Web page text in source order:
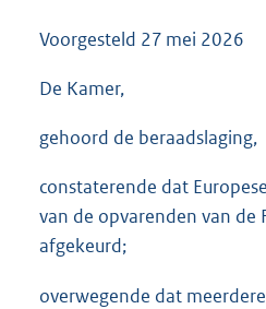
Voorgesteld 27 mei 2026
De Kamer,
gehoord de beraadslaging,
constaterende dat
van de opvarenden van de
afgekeurd;
overwegende dat